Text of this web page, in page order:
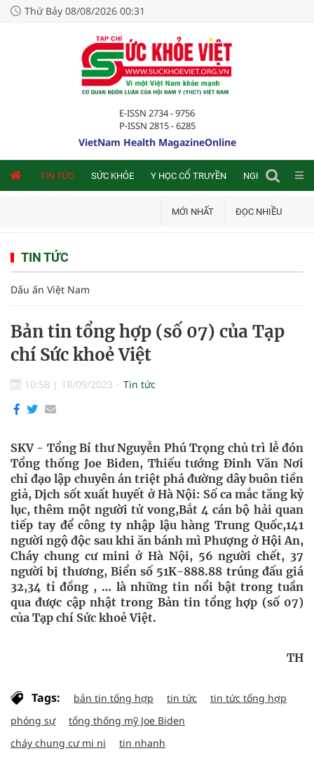
Thứ Bảy 08/08/2026 00:31
E-ISSN 2734 - 9756
P-ISSN 2815 - 6285
VietNam Health MagazineOnline
TIN TỨC SỨC KHỎE Y HỌC CỔ TRUYỀN NGHIÊN CỨU
MỚI NHẤT ĐỌC NHIỀU
TIN TỨC
Dấu ấn Việt Nam
Bản tin tổng hợp (số 07) của Tạp
chí Sức khoẻ Việt
10:58 | 18/09/2023 Tin tức
SKV - Tổng Bí thư Nguyễn Phú Trọng chủ trì lễ đón
Tổng thống Joe Biden, Thiếu tướng Đinh Văn Nơi
chỉ đạo lập chuyên án triệt phá đường dây buôn tiền
giả, Dịch sốt xuất huyết ở Hà Nội: Số ca mắc tăng kỷ
lục, thêm một người tử vong,Bắt 4 cán bộ hải quan
tiếp tay để công ty nhập lậu hàng Trung Quốc,141
người ngộ độc sau khi ăn bánh mì Phượng ở Hội An,
Cháy chung cư mini ở Hà Nội, 56 người chết, 37
người bị thương, Biển số 51K-888.88 trúng đấu giá
32,34 tỉ đồng , … là những tin nổi bật trong tuần
qua được cập nhật trong Bản tin tổng hợp (số 07)
của Tạp chí Sức khoẻ Việt.
TH
Tags: bản tin tổng hợp tin tức
tin tức tổng hợp
phóng sự
tổng thống mỹ Joe Biden
cháy chung cư mi ni
tin nhanh